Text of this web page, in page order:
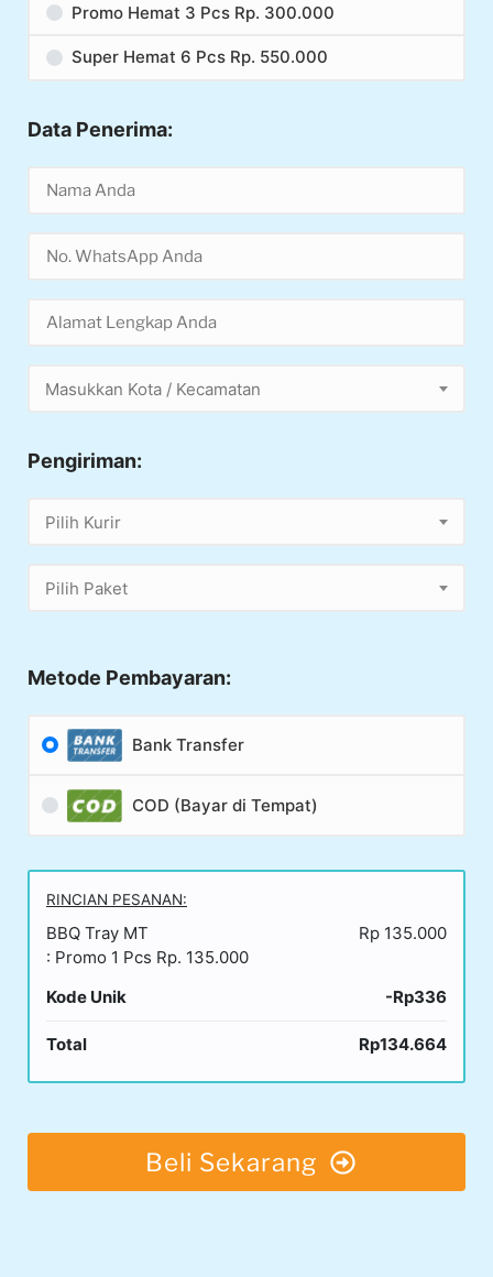
Promo Hemat 3 Pcs Rp. 300.000
Super Hemat 6 Pcs Rp. 550.000
Data Penerima:
Masukkan Kota / Kecamatan
Pengiriman:
Pilih Kurir
Pilih Paket
Metode Pembayaran:
Bank Transfer
COD (Bayar di Tempat)
RINCIAN PESANAN:
BBQ Tray MT
: Promo 1 Pcs Rp. 135.000
Rp 135.000
Kode Unik -Rp336
Total Rp134.664
Beli Sekarang